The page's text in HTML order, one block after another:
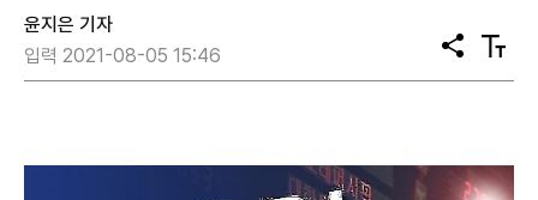
윤지은 기자
입력 2021-08-05 15:46
공
유
텍
스